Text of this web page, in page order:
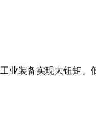
装备实现大钮矩、